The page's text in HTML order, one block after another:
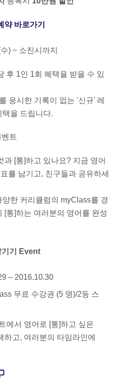
바로가기
) ~ 소진시까지
후 1인 1회 혜택을 받을 수 있
응시한 기록이 없는 '신규' 레
을 드립니다.
트
과 [통]하고 있나요? 지금 영어
를 남기고, 친구들과 공유하세
한 커리큘럼의 myClass를 경
[통]하는 여러분의 영어를 완성
기기 Event
– 2016.10.30
무료 수강권 (5 명)/2등 스
에서 영어로 [통]하고 싶은
하고, 여러분의 타임라인에